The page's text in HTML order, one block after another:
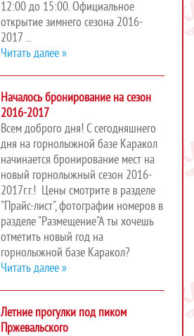
12:00 до 15:00. Официальное
открытие зимнего сезона 2016-
2017 ...
Читать далее »
Началось бронирование на сезон
2016-2017
Всем доброго дня! С сегодняшнего
дня на горнолыжной базе Каракол
начинается бронирование мест на
новый горнолыжный сезон 2016-
2017г.г.! Цены смотрите в разделе
"Прайс-лист", фотографии номеров в
разделе "Размещение"А ты хочешь
отметить новый год на
горнолыжной базе Каракол?
Читать далее »
Летние прогулки под пиком
Пржевальского